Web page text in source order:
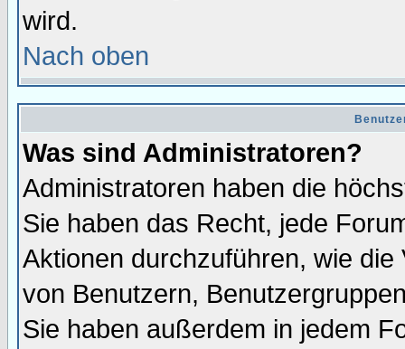
wird.
Nach oben
Was sind Administratoren?
Administratoren haben die
Sie haben das Recht, jede
Aktionen durchzuführen, wie
von Benutzern,
Sie haben außerdem in jedem